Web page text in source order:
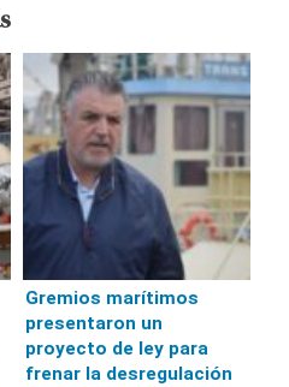
Gremios marítimos
presentaron un
proyecto de ley para
frenar la desregulación